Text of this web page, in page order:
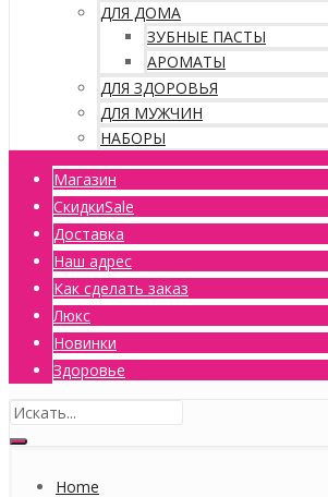
ДЛЯ ДОМА
ЗУБНЫЕ ПАСТЫ
АРОМАТЫ
ДЛЯ ЗДОРОВЬЯ
ДЛЯ МУЖЧИН
НАБОРЫ
Магазин
СкидкиSale
Доставка
Наш адрес
Как сделать заказ
Люкс
Новинки
Здоровье
Home